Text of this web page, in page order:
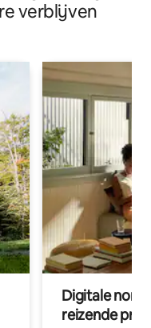
verblijven
Digitale
reizende